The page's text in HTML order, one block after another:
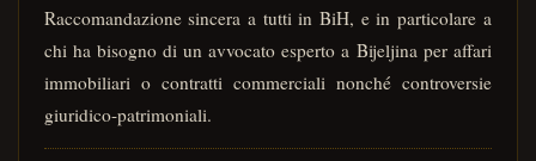
Raccomandazione sincera a tutti in BiH, e in particolare a
chi ha bisogno di un avvocato esperto a Bijeljina per affari
immobiliari o contratti commerciali nonché controversie
giuridico-patrimoniali.